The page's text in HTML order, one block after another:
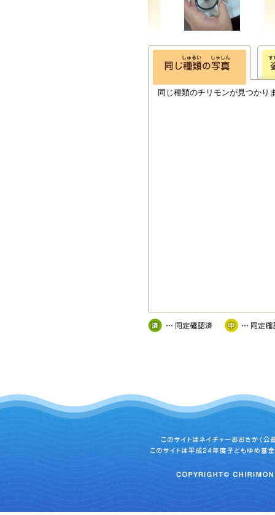
同じ種類のチリモンが見つかり